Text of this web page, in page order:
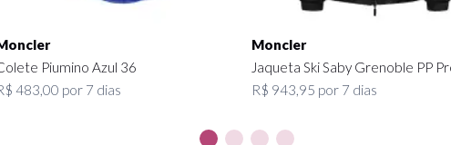
Piumino Azul 36
483,00 por 7 dias
Moncler
Jaqueta Ski Saby Grenoble PP
R$ 943,95 por 7 dias